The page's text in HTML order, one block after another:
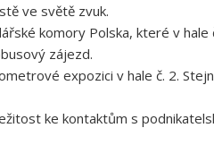
ve světě zvuk.
komory Polska, které v
zájezd.
expozici v hale č. 2.
ke kontaktům s